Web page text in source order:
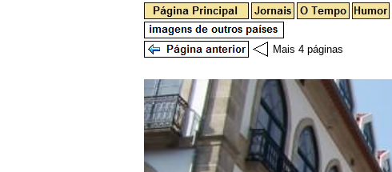
Mais 4 páginas